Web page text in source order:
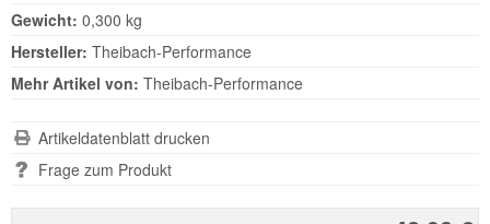
Gewicht: 0,300 kg
Hersteller: Theibach-Performance
Mehr Artikel von: Theibach-Performance
Artikeldatenblatt drucken
Frage zum Produkt